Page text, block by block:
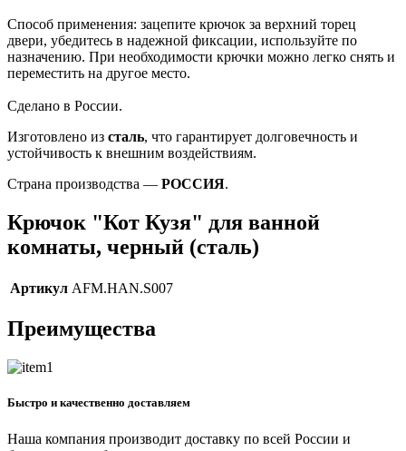
Способ применения: зацепите крючок за верхний торец
двери, убедитесь в надежной фиксации, используйте по
назначению. При необходимости крючки можно легко снять и
переместить на другое место.
Сделано в России.
Изготовлено из сталь, что гарантирует долговечность и
устойчивость к внешним воздействиям.
Страна производства — РОССИЯ.
Крючок "Кот Кузя" для ванной
комнаты, черный (сталь)
Артикул AFM.HAN.S007
Преимущества
Быстро и качественно доставляем
Наша компания производит доставку по всей России и